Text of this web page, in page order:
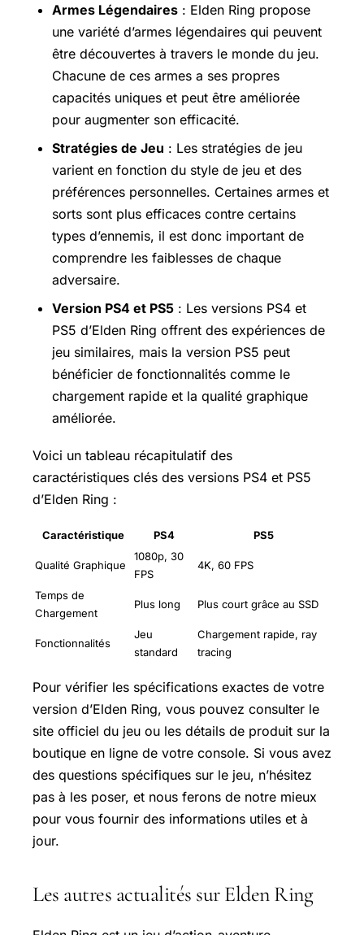
Armes Légendaires : Elden Ring propose
une variété d’armes légendaires qui peuvent
être découvertes à travers le monde du jeu.
Chacune de ces armes a ses propres
capacités uniques et peut être améliorée
pour augmenter son efficacité.
Stratégies de Jeu : Les stratégies de jeu
varient en fonction du style de jeu et des
préférences personnelles. Certaines armes et
sorts sont plus efficaces contre certains
types d’ennemis, il est donc important de
comprendre les faiblesses de chaque
adversaire.
Version PS4 et PS5 : Les versions PS4 et
PS5 d’Elden Ring offrent des expériences de
jeu similaires, mais la version PS5 peut
bénéficier de fonctionnalités comme le
chargement rapide et la qualité graphique
améliorée.
Voici un tableau récapitulatif des
caractéristiques clés des versions PS4 et PS5
d’Elden Ring :
Caractéristique PS4 PS5
Qualité Graphique
1080p, 30
FPS
4K, 60 FPS
Temps de
Chargement
Plus long Plus court grâce au SSD
Fonctionnalités
Jeu
standard
Chargement rapide, ray
tracing
Pour vérifier les spécifications exactes de votre
version d’Elden Ring, vous pouvez consulter le
site officiel du jeu ou les détails de produit sur la
boutique en ligne de votre console. Si vous avez
des questions spécifiques sur le jeu, n’hésitez
pas à les poser, et nous ferons de notre mieux
pour vous fournir des informations utiles et à
jour.
Les autres actualités sur Elden Ring